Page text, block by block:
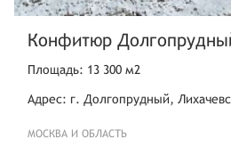
Конфитюр
Площадь: 13 300 м2
Адрес: г. Долгопрудный,
МОСКВА И ОБЛАСТЬ